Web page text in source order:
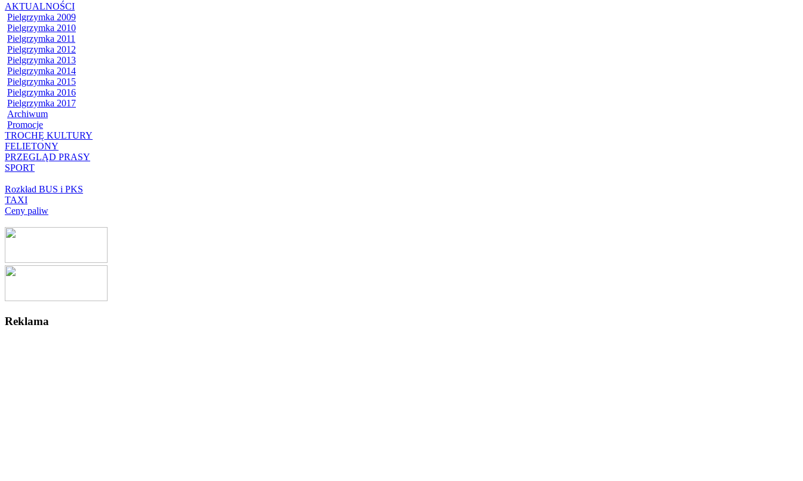
AKTUALNOŚCI
Pielgrzymka 2009
Pielgrzymka 2010
Pielgrzymka 2011
Pielgrzymka 2012
Pielgrzymka 2013
Pielgrzymka 2014
Pielgrzymka 2015
Pielgrzymka 2016
Pielgrzymka 2017
Archiwum
Promocje
TROCHĘ KULTURY
FELIETONY
PRZEGLĄD PRASY
SPORT
Rozkład BUS i PKS
TAXI
Ceny paliw
Reklama